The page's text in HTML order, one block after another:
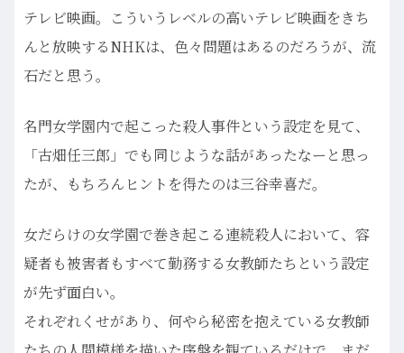
テレビ映画。こういうレベルの高いテレビ映画をきち
んと放映するNHKは、色々問題はあるのだろうが、流
石だと思う。
名門女学園内で起こった殺人事件という設定を見て、
「古畑任三郎」でも同じような話があったなーと思っ
たが、もちろんヒントを得たのは三谷幸喜だ。
女だらけの女学園で巻き起こる連続殺人において、容
疑者も被害者もすべて勤務する女教師たちという設定
が先ず面白い。
それぞれくせがあり、何やら秘密を抱えている女教師